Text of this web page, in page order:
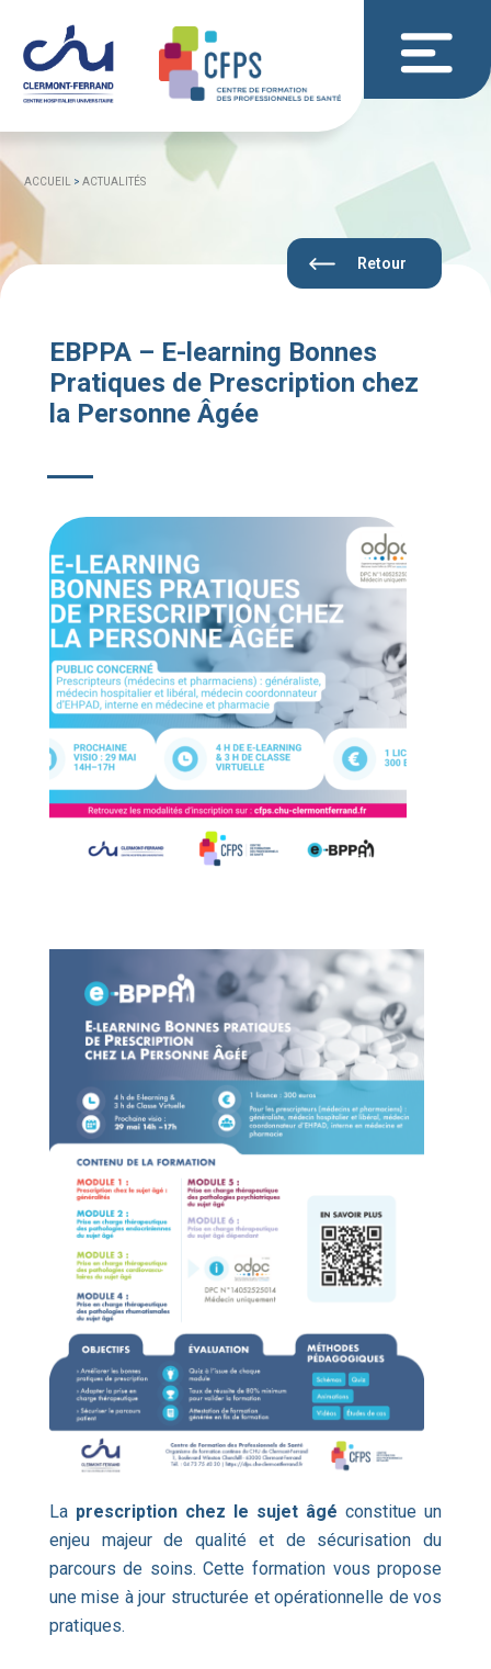
ACCUEIL >ACTUALITÉS
Retour
EBPPA – E-learning Bonnes
Pratiques de Prescription chez
la Personne Âgée
La prescription chez le sujet âgé constitue un
enjeu majeur de qualité et de sécurisation du
parcours de soins. Cette formation vous propose
une mise à jour structurée et opérationnelle de vos
pratiques.